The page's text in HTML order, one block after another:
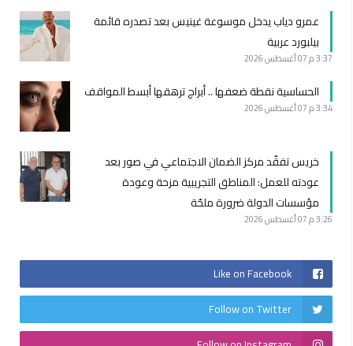
عمرو دياب يدخل موسوعة غينيس بعد تصدره قائمة
بيلبورد عربية
3:37 م 07 أغسطس 2026
الحساسية نقطة ضعفها .. أبراج ترهقها أبسط المواقف
3:34 م 07 أغسطس 2026
خريس تفقّد مركز الضمان الاجتماعي في صور بعد
عودته للعمل: المناطق التجريبية مزحة وعودة
مؤسسات الدولة ضرورة ملحّة
3:26 م 07 أغسطس 2026
Like on Facebook
Follow on Twitter